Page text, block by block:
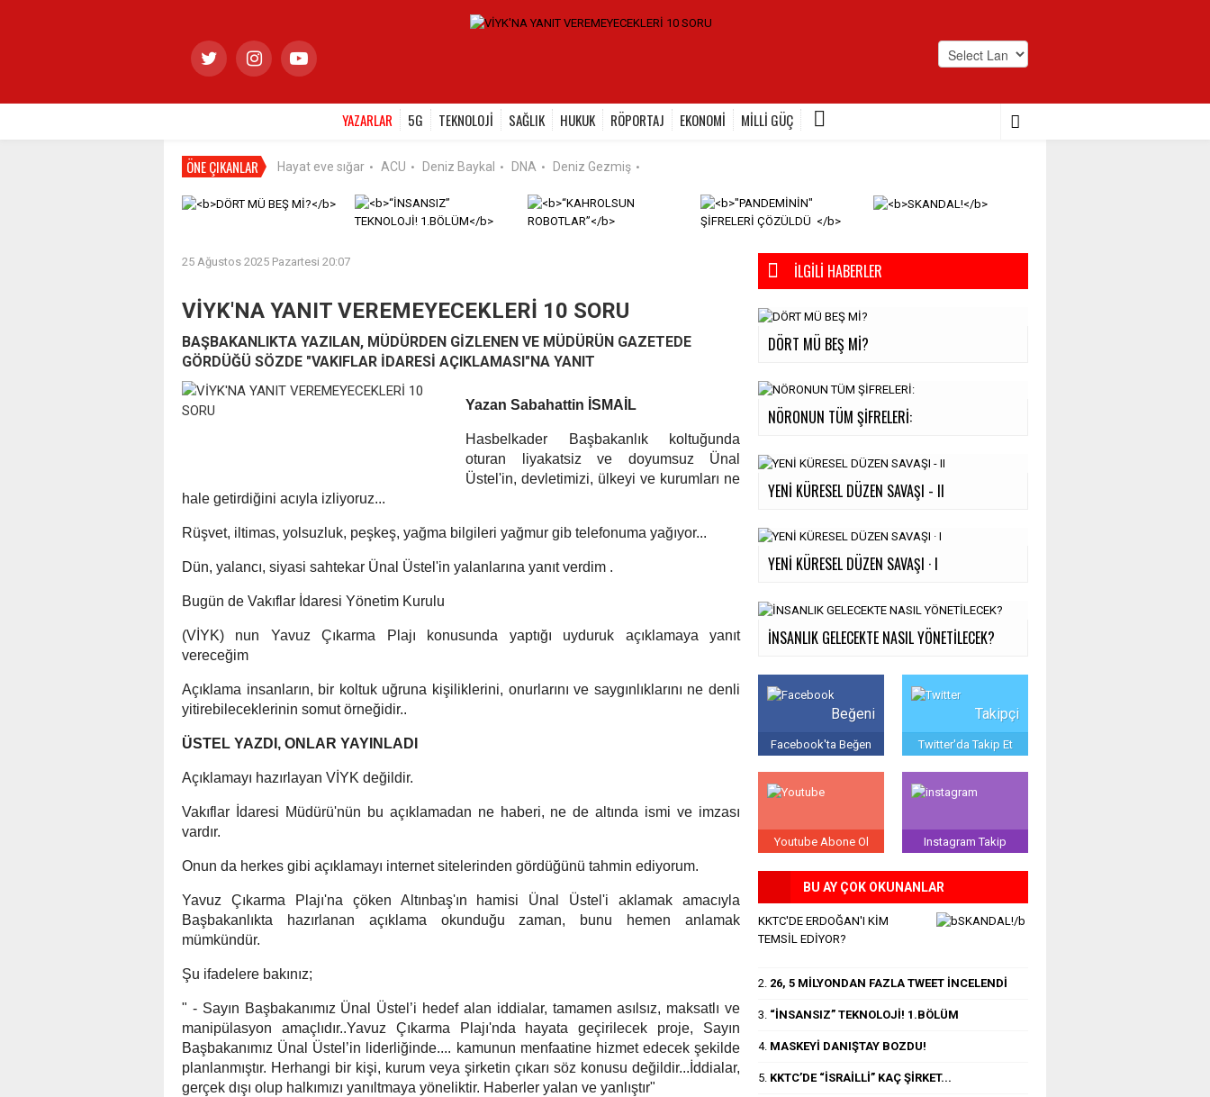
YAZARLAR 5G TEKNOLOJİ SAĞLIK HUKUK RÖPORTAJ EKONOMİ MİLLİ GÜÇ
ÖNE ÇIKANLAR Hayat eve sığar • ACU • Deniz Baykal • DNA • Deniz Gezmiş •
25 Ağustos 2025 Pazartesi 20:07
VİYK'NA YANIT VEREMEYECEKLERİ 10 SORU
BAŞBAKANLIKTA YAZILAN, MÜDÜRDEN GİZLENEN VE MÜDÜRÜN GAZETEDE
GÖRDÜĞÜ SÖZDE "VAKIFLAR İDARESİ AÇIKLAMASI"NA YANIT
Yazan Sabahattin İSMAİL
Hasbelkader Başbakanlık koltuğunda
oturan liyakatsiz ve doyumsuz Ünal
Üstel'in, devletimizi, ülkeyi ve kurumları ne
hale getirdiğini acıyla izliyoruz...
Rüşvet, iltimas, yolsuzluk, peşkeş, yağma bilgileri yağmur gib telefonuma yağıyor...
Dün, yalancı, siyasi sahtekar Ünal Üstel'in yalanlarına yanıt verdim .
Bugün de Vakıflar İdaresi Yönetim Kurulu
(VİYK) nun Yavuz Çıkarma Plajı konusunda yaptığı uyduruk açıklamaya yanıt
vereceğim
Açıklama insanların, bir koltuk uğruna kişiliklerini, onurlarını ve saygınlıklarını ne denli
yitirebileceklerinin somut örneğidir..
ÜSTEL YAZDI, ONLAR YAYINLADI
Açıklamayı hazırlayan VİYK değildir.
Vakıflar İdaresi Müdürü'nün bu açıklamadan ne haberi, ne de altında ismi ve imzası
vardır.
Onun da herkes gibi açıklamayı internet sitelerinden gördüğünü tahmin ediyorum.
Yavuz Çıkarma Plajı'na çöken Altınbaş'ın hamisi Ünal Üstel'i aklamak amacıyla
Başbakanlıkta hazırlanan açıklama okunduğu zaman, bunu hemen anlamak
mümkündür.
Şu ifadelere bakınız;
" - Sayın Başbakanımız Ünal Üstel’i hedef alan iddialar, tamamen asılsız, maksatlı ve
manipülasyon amaçlıdır..Yavuz Çıkarma Plajı'nda hayata geçirilecek proje, Sayın
Başbakanımız Ünal Üstel’in liderliğinde.... kamunun menfaatine hizmet edecek şekilde
planlanmıştır. Herhangi bir kişi, kurum veya şirketin çıkarı söz konusu değildir...İddialar,
gerçek dışı olup halkımızı yanıltmaya yöneliktir. Haberler yalan ve yanlıştır"
İLGILI HABERLER
DÖRT MÜ BEŞ Mİ?
NÖRONUN TÜM ŞİFRELERİ:
YENİ KÜRESEL DÜZEN SAVAŞI - II
YENİ KÜRESEL DÜZEN SAVAŞI · I
İNSANLIK GELECEKTE NASIL YÖNETİLECEK?
Beğeni
Facebook'ta Beğen
Takipçi
Twitter'da Takip Et
Youtube Abone Ol Instagram Takip
BU AY ÇOK OKUNANLAR
KKTC'DE ERDOĞAN'I KİM
TEMSİL EDİYOR?
2. 26, 5 MİLYONDAN FAZLA TWEET İNCELENDİ
3. “İNSANSIZ” TEKNOLOJİ! 1.BÖLÜM
4. MASKEYİ DANIŞTAY BOZDU!
5. KKTC’DE “İSRAİLLİ” KAÇ ŞİRKET...